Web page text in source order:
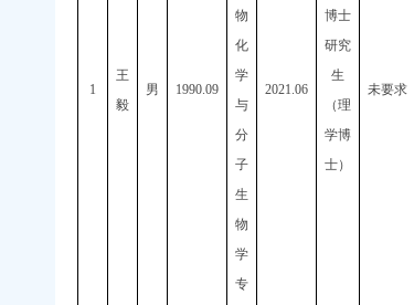
1
王
毅
男 1990.09
物
化
学
与
分
子
生
物
学
专
2021.06
博士
研究
生
（理
学博
士）
未要求